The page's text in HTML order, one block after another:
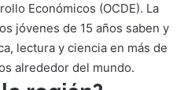
Económicos (OCDE). La
jóvenes de 15 años saben y
lectura y ciencia en más de
alrededor del mundo.